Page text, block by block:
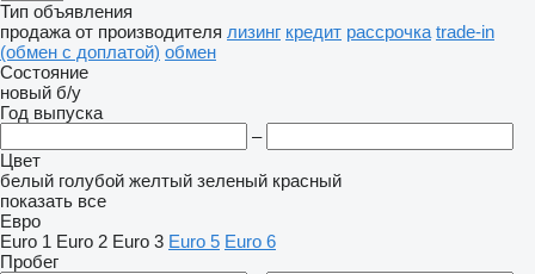
Тип объявления
продажа от производителя лизинг кредит рассрочка trade-in
(обмен с доплатой) обмен
Состояние
новый б/у
Год выпуска
–
Цвет
белый голубой желтый зеленый красный
показать все
Евро
Euro 1 Euro 2 Euro 3 Euro 5 Euro 6
Пробег